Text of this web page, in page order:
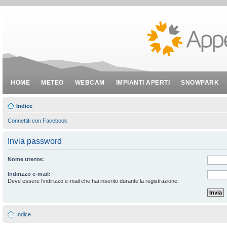
HOME METEO WEBCAM IMPIANTI APERTI SNOWPARK
Indice
Connettiti con Facebook
Invia password
Nome utente:
Indirizzo e-mail:
Deve essere l’indirizzo e-mail che hai inserito durante la registrazione.
Indice